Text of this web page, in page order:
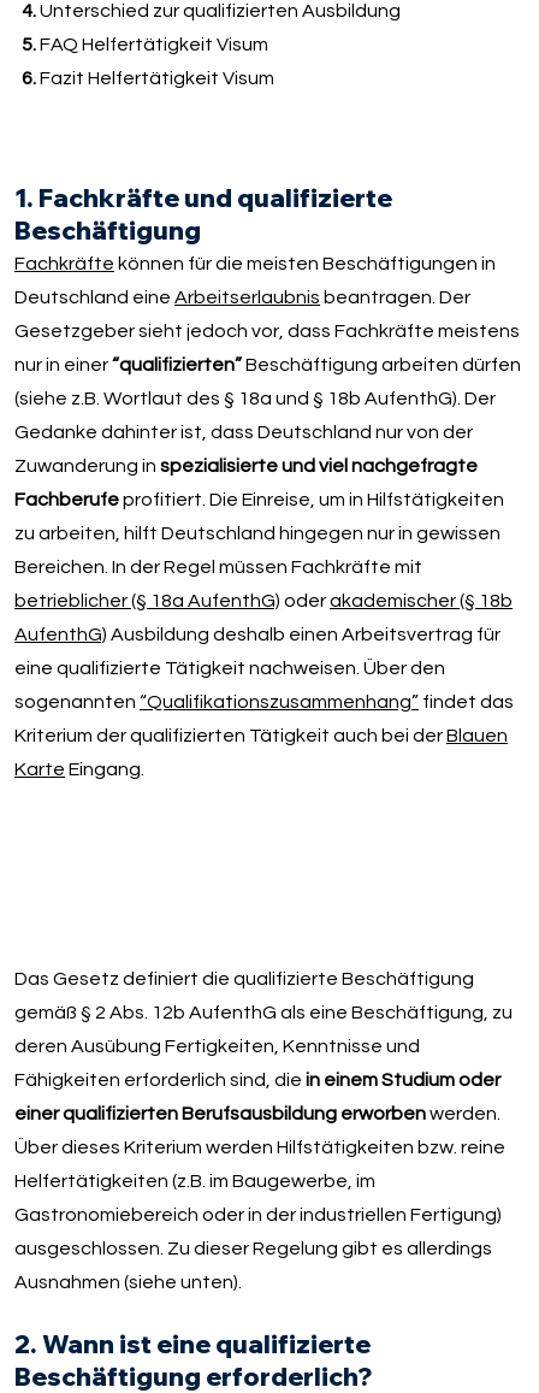
4.Unterschied zur qualifizierten Ausbildung
5.FAQ Helfertätigkeit Visum
6.Fazit Helfertätigkeit Visum
1. Fachkräfte und qualifizierte
Beschäftigung
Fachkräfte können für die meisten Beschäftigungen in
Deutschland eineArbeitserlaubnis beantragen. Der
Gesetzgeber sieht jedoch vor, dass Fachkräfte meistens
nur in einer“qualifizierten”Beschäftigung arbeiten dürfen
(siehe z.B. Wortlaut des § 18a und § 18b AufenthG). Der
Gedanke dahinter ist, dass Deutschland nur von der
Zuwanderung inspezialisierte und viel nachgefragte
Fachberufeprofitiert. Die Einreise, um in Hilfstätigkeiten
zu arbeiten, hilft Deutschland hingegen nur in gewissen
Bereichen. In der Regel müssen Fachkräfte mit
betrieblicher (§ 18a AufenthG) oderakademischer (§ 18b
AufenthG) Ausbildung deshalb einen Arbeitsvertrag für
eine qualifizierte Tätigkeit nachweisen. Über den
sogenannten“Qualifikationszusammenhang” findet das
Kriterium der qualifizierten Tätigkeit auch bei derBlauen
Karte Eingang.
Das Gesetz definiert die qualifizierte Beschäftigung
gemäß § 2 Abs. 12b AufenthG als eine Beschäftigung, zu
deren Ausübung Fertigkeiten, Kenntnisse und
Fähigkeiten erforderlich sind, die in einem Studium oder
einer qualifizierten Berufsausbildung erworbenwerden.
Über dieses Kriterium werden Hilfstätigkeiten bzw. reine
Helfertätigkeiten (z.B. im Baugewerbe, im
Gastronomiebereich oder in der industriellen Fertigung)
ausgeschlossen. Zu dieser Regelung gibt es allerdings
Ausnahmen (siehe unten).
2. Wann ist eine qualifizierte
Beschäftigung erforderlich?